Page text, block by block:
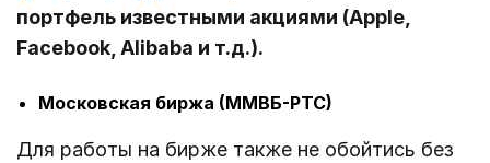
портфель известными акциями (Apple,
Facebook, Alibaba и т.д.).
Московская биржа (ММВБ-РТС)
Для работы на бирже также не обойтись без